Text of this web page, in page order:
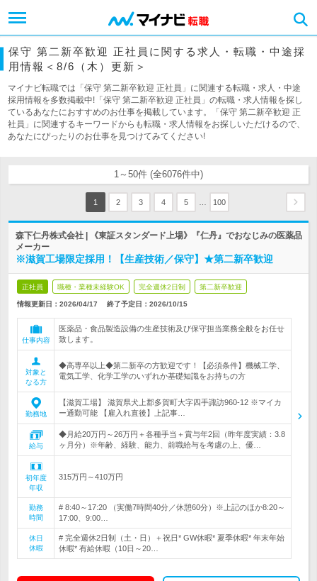
保守 第二新卒歓迎 正社員に関する求人・転職・中途採
用情報＜8/6（木）更新＞
マイナビ転職では「保守 第二新卒歓迎 正社員」に関連する転職・求人・中途
採用情報を多数掲載中!「保守 第二新卒歓迎 正社員」の転職・求人情報を探し
ているあなたにおすすめのお仕事を掲載しています。「保守 第二新卒歓迎 正
社員」に関連するキーワードからも転職・求人情報をお探しいただけるので、
あなたにぴったりのお仕事を見つけてみてください!
1～50件 (全6076件中)
1 2 3 4 5 100
森下仁丹株式会社 | 《東証スタンダード上場》『仁丹』でおなじみの医薬品
メーカー
※滋賀工場限定採用！【生産技術／保守】★第二新卒歓迎
正社員 職種・業種未経験OK 完全週休2日制 第二新卒歓迎
情報更新日：2026/04/17 終了予定日： 2026/10/15
仕事内容
医薬品・食品製造設備の生産技術及び保守担当業務全般をお任せ
致します。
対象と
なる方
◆高専卒以上◆第二新卒の方歓迎です！【必須条件】機械工学、
電気工学、化学工学のいずれか基礎知識をお持ちの方
勤務地
【滋賀工場】 滋賀県犬上郡多賀町大字四手諏訪960-12 ※マイカ
ー通勤可能 【雇入れ直後】上記事…
給与
◆月給20万円～26万円＋各種手当＋賞与年2回（昨年度実績：3.8
ヶ月分）※年齢、経験、能力、前職給与を考慮の上、優…
初年度
年収
315万円～410万円
勤務
時間
# 8:40～17:20 （実働7時間40分／休憩60分）※上記のほか8:20～
17:00、9:00…
休日
休暇
# 完全週休2日制（土・日）＋祝日* GW休暇* 夏季休暇* 年末年始
休暇* 有給休暇（10日～20…